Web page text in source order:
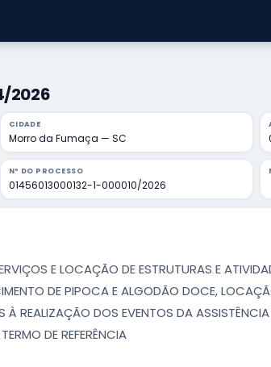
2026
CIDADE
Morro da Fumaça — SC
Nº DO PROCESSO
01456013000132-1-000010/2026
E LOCAÇÃO DE ESTRUTURAS E
DE PIPOCA E ALGODÃO DOCE,
À REALIZAÇÃO DOS EVENTOS DA
DE REFERÊNCIA